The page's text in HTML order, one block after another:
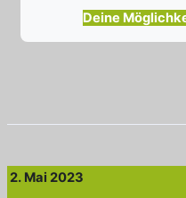
Deine
2. Mai 2023